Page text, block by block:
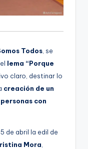
Todos , se
lema “Porque
claro, destinar lo
creación de un
con
de abril la edil de
Mora